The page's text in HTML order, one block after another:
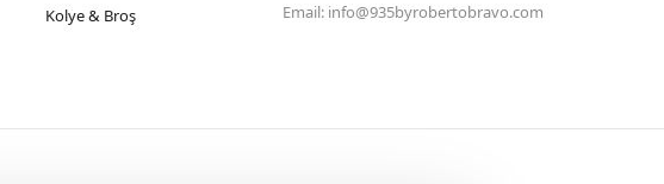
Kolye & Broş
Email: info@935byrobertobravo.com